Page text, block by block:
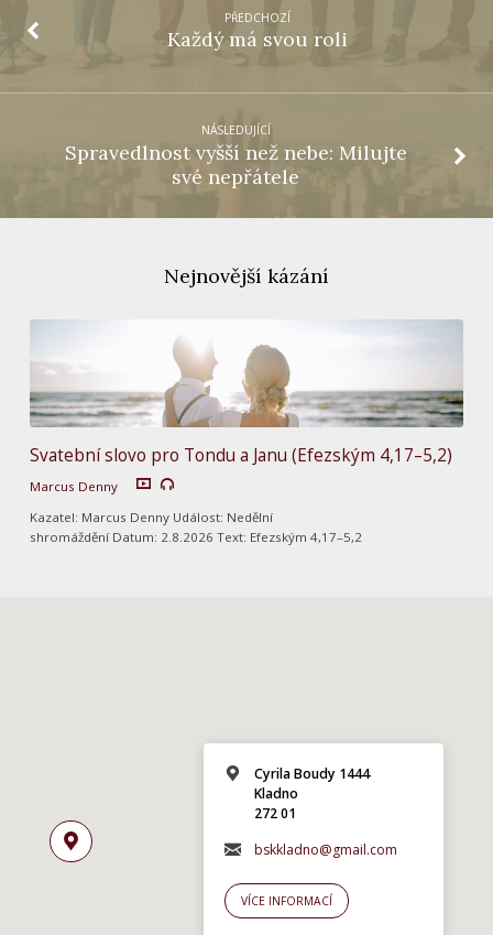
PŘEDCHOZÍ
Každý má svou roli
NÁSLEDUJÍCÍ
Spravedlnost vyšší než nebe: Milujte
své nepřátele
Nejnovější kázání
Svatební slovo pro Tondu a Janu (Efezským 4,17–5,2)
Marcus Denny
Kazatel: Marcus Denny Událost: Nedělní
shromáždění Datum: 2.8.2026 Text: Efezským 4,17–5,2
Cyrila Boudy 1444
Kladno
272 01
bskkladno@gmail.com
VÍCE INFORMACÍ